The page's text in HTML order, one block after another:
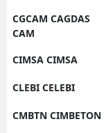
CGCAM CAGDAS
CAM
CIMSA CIMSA
CLEBI CELEBI
CMBTN CIMBETON